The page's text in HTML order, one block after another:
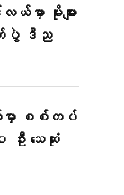
မှာ မိုးများ
ပွဲ ဒီည
ာ စစ်တပ်
ဦး သေဆုံး